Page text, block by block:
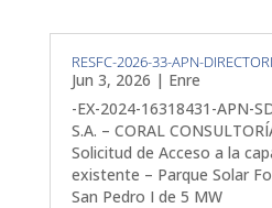
RESFC-2026-33-APN-
Jun 3, 2026 | Enre
-EX-2024-16318431-APN-
S.A. – CORAL
Solicitud de Acceso a la
existente – Parque Solar
San Pedro I de 5 MW